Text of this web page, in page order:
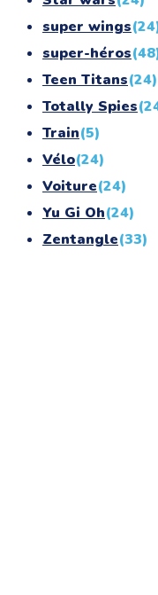
super wings
super-héros
Teen Titans(24)
Totally Spies
Train(5)
Vélo(24)
Voiture(24)
Yu Gi Oh(24)
Zentangle(33)